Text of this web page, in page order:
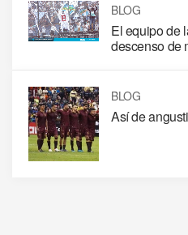
BLOG
El equipo de
descenso de
BLOG
Así de